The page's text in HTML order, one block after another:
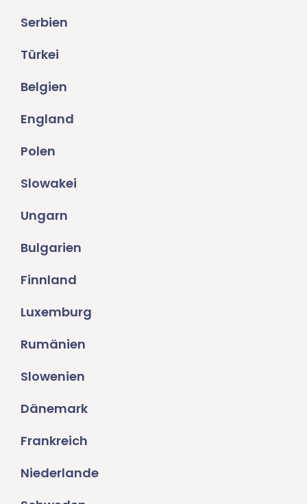
Serbien
Türkei
Belgien
England
Polen
Slowakei
Ungarn
Bulgarien
Finnland
Luxemburg
Rumänien
Slowenien
Dänemark
Frankreich
Niederlande